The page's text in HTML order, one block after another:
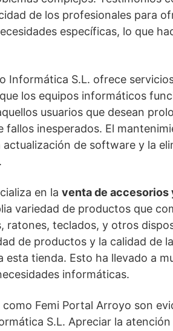
de los profesionales para
específicas, lo que
Informática S.L. ofrece
los equipos informáticos
usuarios que desean
fallos inesperados. El
de software y la
en la venta de
variedad de productos que
ratones, teclados, y otros
de productos y la calidad de
tienda. Esto ha llevado a
informáticas.
Femi Portal Arroyo son
S.L. Apreciar la